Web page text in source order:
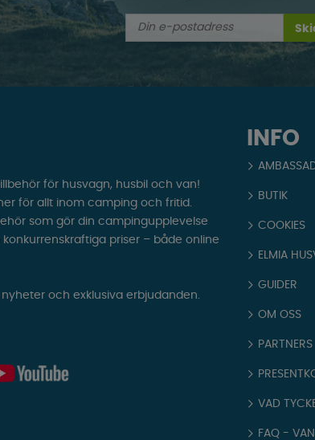
INFO
BUTIK
COOKIES
ELMIA
GUIDER
OM OSS
PARTNERS
VAD
FAQ -
för husvagn, husbil och van!
för allt inom camping och fritid.
som gör din campingupplevelse
priser – både online
och exklusiva erbjudanden.